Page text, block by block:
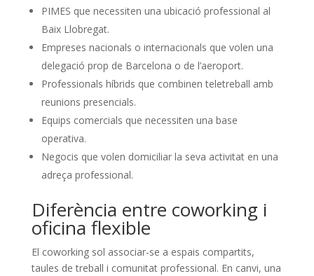
PIMES que necessiten una ubicació professional al
Baix Llobregat.
Empreses nacionals o internacionals que volen una
delegació prop de Barcelona o de l’aeroport.
Professionals híbrids que combinen teletreball amb
reunions presencials.
Equips comercials que necessiten una base
operativa.
Negocis que volen domiciliar la seva activitat en una
adreça professional.
Diferència entre coworking i
oficina flexible
El coworking sol associar-se a espais compartits,
taules de treball i comunitat professional. En canvi, una